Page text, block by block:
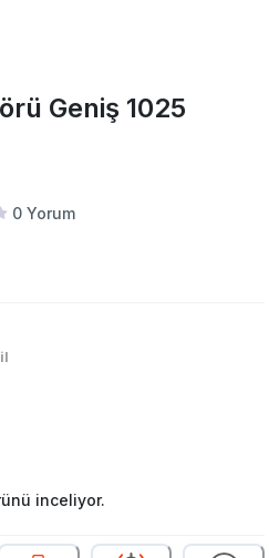
Geniş 1025
0 Yorum
inceliyor.